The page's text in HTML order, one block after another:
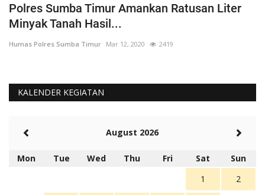
Polres Sumba Timur Amankan Ratusan Liter
Minyak Tanah Hasil...
Humas Polres Sumba Timur Mar 12, 2020 2419
KALENDER KEGIATAN
August 2026
Mon Tue Wed Thu Fri Sat
Sun
1
2